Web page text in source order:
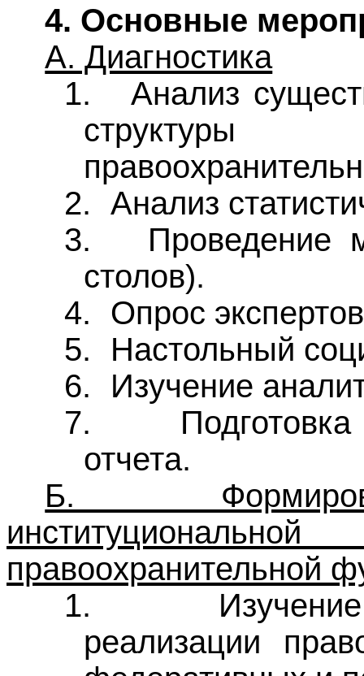
4. Основные
А. Диагностика
1.
Анализ
2. Анализ
3.
Проведение
столов).
4.
Опрос
5.
Настольный
6.
Изучение
7.
отчета.
Б.
правоохранительной
1.
реализации